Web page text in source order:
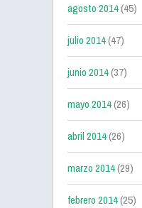
agosto 2014(45)
julio 2014(47)
junio 2014(37)
mayo 2014(26)
abril 2014(26)
marzo 2014(29)
febrero 2014(25)